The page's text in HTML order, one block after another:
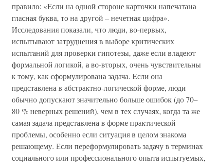
правило: «Если на одной стороне карточки напечатана
гласная буква, то на другой – нечетная цифра».
Исследования показали, что люди, во-первых,
испытывают затруднения в выборе критических
испытаний для проверки гипотезы, даже если владеют
формальной логикой, а во-вторых, очень чувствительны
к тому, как сформулирована задача. Если она
представлена в абстрактно-логической форме, люди
обычно допускают значительно больше ошибок (до 70–
80 % неверных решений), чем в тех случаях, когда та же
самая задача представлена в форме практической
проблемы, особенно если ситуация в целом знакома
решающему. Если переформулировать задачу в терминах
социального или профессионального опыта испытуемых,